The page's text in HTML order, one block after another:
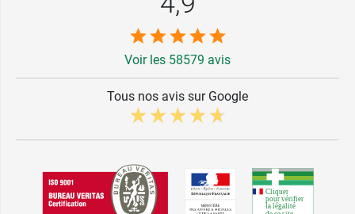
Voir les 58579 avis
Tous nos avis sur Google